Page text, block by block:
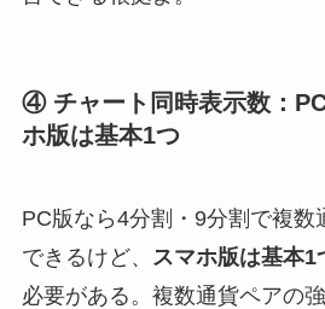
④ チャート同時表示数：
ホ版は基本1つ
PC版なら4分割・9分割で複数
できるけど、
スマホ版は基本
必要がある。複数通貨ペアの